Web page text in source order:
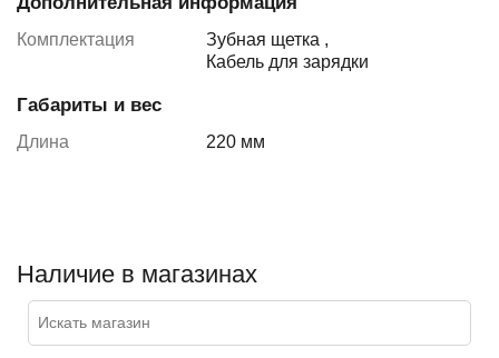
Комплектация Зубная щетка ,
Кабель для зарядки
Габариты и вес
Длина 220 мм
Наличие в магазинах